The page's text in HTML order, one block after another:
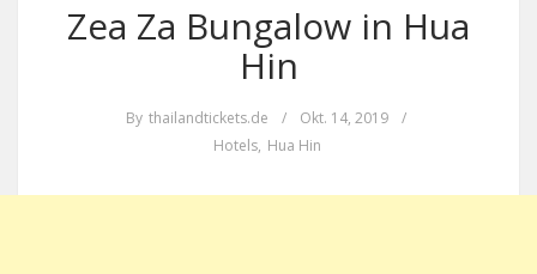
Zea Za Bungalow in Hua
Hin
By thailandtickets.de / Okt. 14, 2019
/
Hotels, Hua Hin